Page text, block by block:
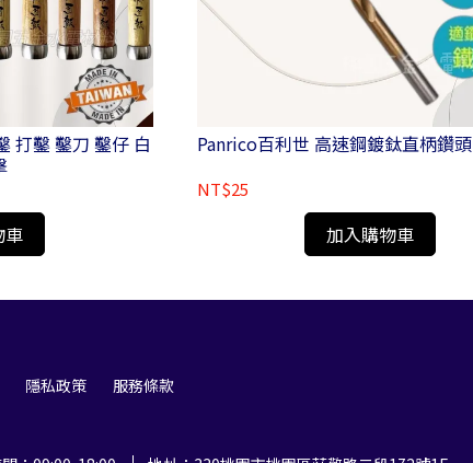
打鑿 鑿刀 鑿仔 白
車
Panrico百利世 高速鋼鍍鈦直柄鑽頭
NT$25
加入購物車
隱私政策 服務條款